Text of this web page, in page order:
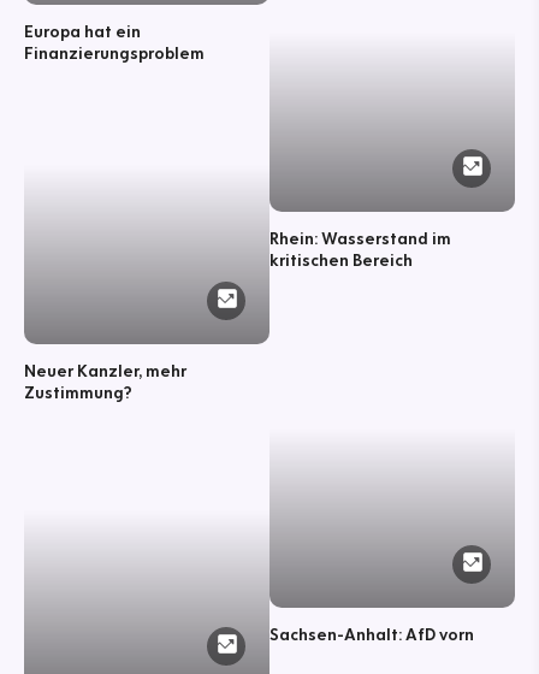
Europa hat ein
Finanzierungsproblem
Neuer Kanzler, mehr
Zustimmung?
Rhein: Wasserstand im
kritischen Bereich
Sachsen-Anhalt: AfD vorn